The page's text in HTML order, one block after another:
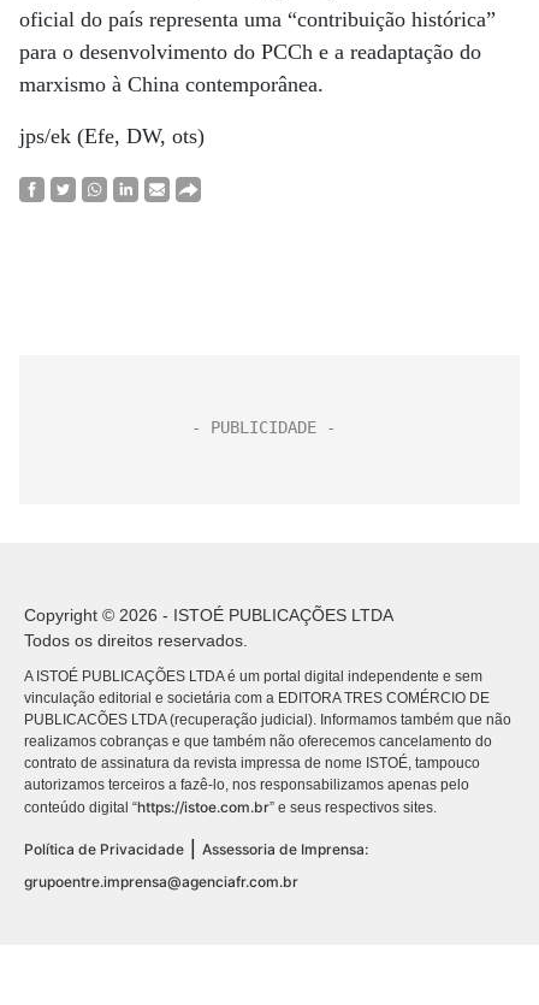
oficial do país representa uma “contribuição histórica”
para o desenvolvimento do PCCh e a readaptação do
marxismo à China contemporânea.
jps/ek (Efe, DW, ots)
Copyright © 2026 - ISTOÉ PUBLICAÇÕES LTDA
Todos os direitos reservados.
A ISTOÉ PUBLICAÇÕES LTDA é um portal digital independente e sem
vinculação editorial e societária com a EDITORA TRES COMÉRCIO DE
PUBLICACÕES LTDA (recuperação judicial). Informamos também que não
realizamos cobranças e que também não oferecemos cancelamento do
contrato de assinatura da revista impressa de nome ISTOÉ, tampouco
autorizamos terceiros a fazê-lo, nos responsabilizamos apenas pelo
conteúdo digital “https://istoe.com.br” e seus respectivos sites.
Política de Privacidade
Assessoria de Imprensa:
grupoentre.imprensa@agenciafr.com.br